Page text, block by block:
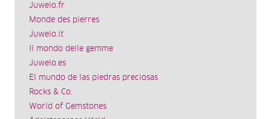
Juwelo.fr
Monde des pierres
Juwelo.it
Il mondo delle gemme
Juwelo.es
El mundo de las piedras preciosas
Rocks & Co.
World of Gemstones